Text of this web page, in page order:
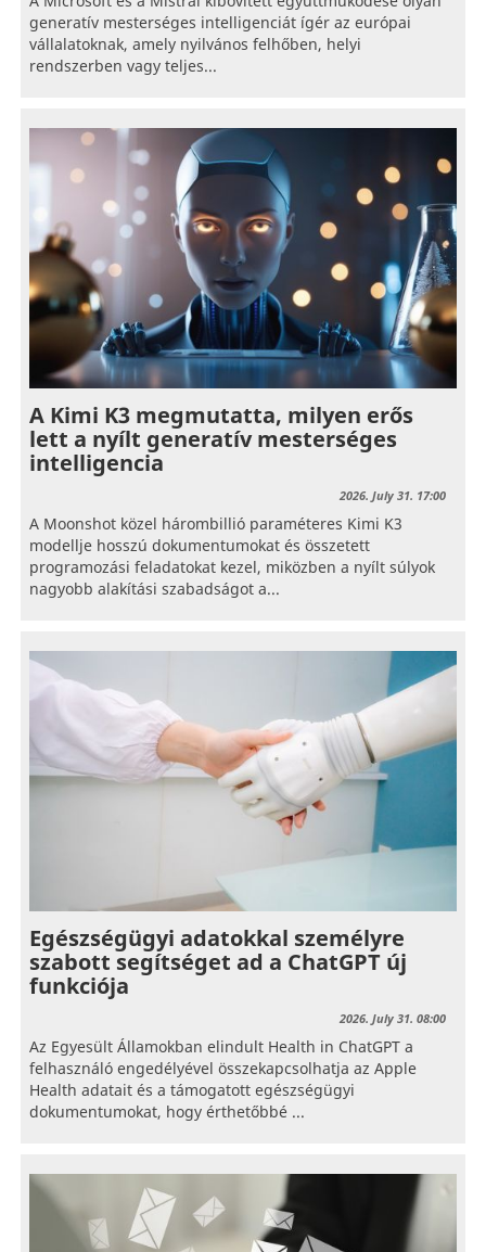
generatív mesterséges intelligenciát ígér az európai
vállalatoknak, amely nyilvános felhőben, helyi
rendszerben vagy teljes...
A Kimi K3 megmutatta, milyen erős
lett a nyílt generatív mesterséges
intelligencia
2026. July 31. 17:00
A Moonshot közel hárombillió paraméteres Kimi K3
modellje hosszú dokumentumokat és összetett
programozási feladatokat kezel, miközben a nyílt súlyok
nagyobb alakítási szabadságot a...
Egészségügyi adatokkal személyre
szabott segítséget ad a ChatGPT új
funkciója
2026. July 31. 08:00
Az Egyesült Államokban elindult Health in ChatGPT a
felhasználó engedélyével összekapcsolhatja az Apple
Health adatait és a támogatott egészségügyi
dokumentumokat, hogy érthetőbbé ...